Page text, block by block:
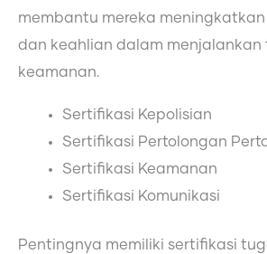
membantu mereka
dan keahlian dalam menjalankan
keamanan.
Sertifikasi Kepolisian
Sertifikasi Pertolongan
Sertifikasi Keamanan
Sertifikasi Komunikasi
Pentingnya memiliki sertifikasi